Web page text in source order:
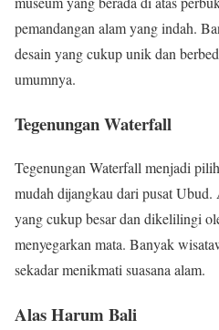
pemandangan alam yang indah.
desain yang cukup unik dan
umumnya.
Tegenungan Waterfall
Tegenungan Waterfall menjadi
mudah dijangkau dari pusat
yang cukup besar dan dikelilingi
menyegarkan mata. Banyak
sekadar menikmati suasana alam.
Alas Harum Bali